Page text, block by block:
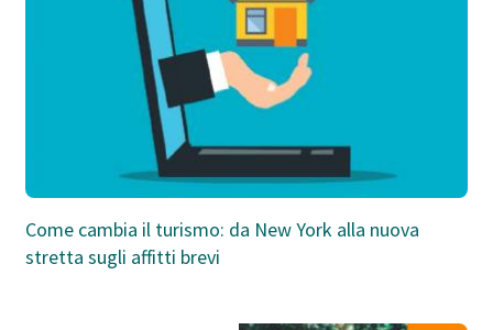
Come cambia il turismo: da New York alla nuova
stretta sugli affitti brevi